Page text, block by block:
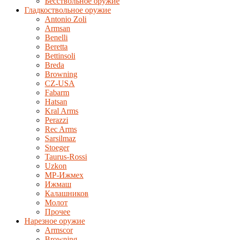
Гладкоствольное оружие
Antonio Zoli
Armsan
Benelli
Beretta
Bettinsoli
Breda
Browning
CZ-USA
Fabarm
Hatsan
Kral Arms
Perazzi
Rec Arms
Sarsilmaz
Stoeger
Taurus-Rossi
Uzkon
MP-Ижмех
Ижмаш
Калашников
Молот
Прочее
Нарезное оружие
Armscor